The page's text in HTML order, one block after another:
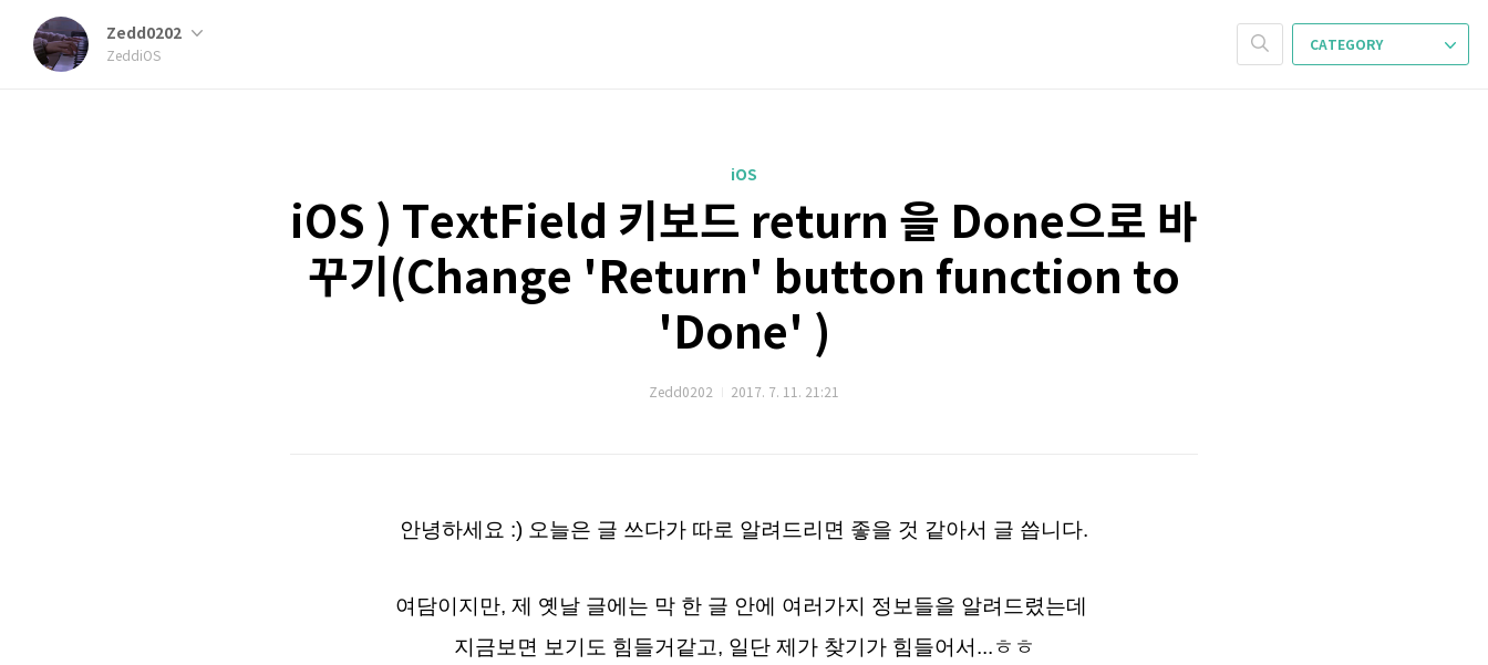
Zedd0202
ZeddiOS
CATEGORY
iOS
iOS ) TextField 키보드 return 을 Done으로 바
꾸기(Change 'Return' button function to
'Done' )
Zedd0202 2017. 7. 11. 21:21
안녕하세요 :) 오늘은 글 쓰다가 따로 알려드리면 좋을 것 같아서 글 씁니다.
여담이지만, 제 옛날 글에는 막 한 글 안에 여러가지 정보들을 알려드렸는데
지금보면 보기도 힘들거같고, 일단 제가 찾기가 힘들어서...ㅎㅎ